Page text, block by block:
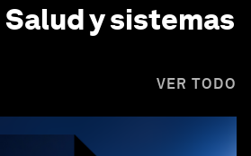
Salud y sistemas
VER TODO